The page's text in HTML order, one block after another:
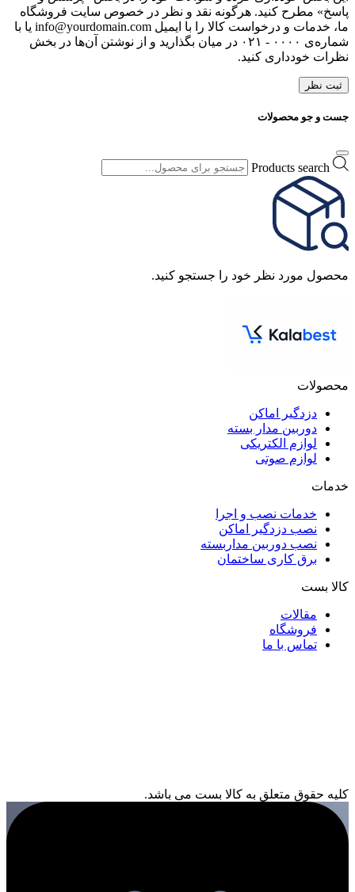
پاسخ» مطرح کنید. هرگونه نقد و نظر در خصوص سایت فروشگاه
ما، خدمات و درخواست کالا را با ایمیل info@yourdomain.com یا با
شماره‌ی ۰۰۰۰ - ۰۲۱ در میان بگذارید و از نوشتن آن‌ها در بخش
نظرات خودداری کنید.
ثبت نظر
جست و جو محصولات
Products search
محصول مورد نظر خود را جستجو کنید.
محصولات
دزدگیر اماکن
دوربین مدار بسته
لوازم الکتریکی
لوازم صوتی
خدمات
خدمات نصب و اجرا
نصب دزدگیر اماکن
نصب دوربین مداربسته
برق کاری ساختمان
کالا بست
مقالات
فروشگاه
تماس با ما
کلیه حقوق متعلق به کالا بست می باشد.